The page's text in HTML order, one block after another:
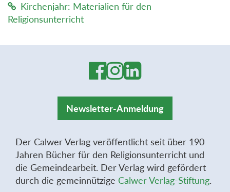
Kirchenjahr: Materialien für den
Religionsunterricht
Newsletter-Anmeldung
Der Calwer Verlag veröffentlicht seit über 190
Jahren Bücher für den Religionsunterricht und
die Gemeindearbeit. Der Verlag wird gefördert
durch die gemeinnützige Calwer Verlag-Stiftung.